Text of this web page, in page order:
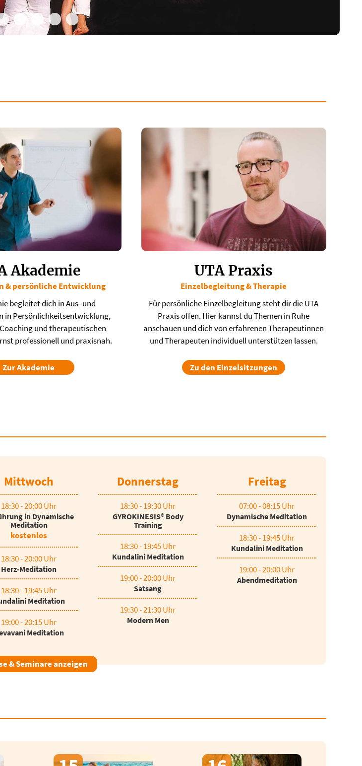
Akademie
& persönliche Entwicklung
begleitet dich in Aus- und
in Persönlichkeitsentwicklung,
und therapeutischen
professionell und praxisnah.
Zur Akademie
UTA Praxis
Einzelbegleitung & Therapie
​Für persönliche Einzelbegleitung steht dir die UTA
Praxis offen. Hier kannst du Themen in Ruhe
anschauen und dich von erfahrenen Therapeutinnen
und Therapeuten individuell unterstützen lassen.
Zu den Einzelsitzungen
Mittwoch
18:30 - 20:00 Uhr
in Dynamische
Meditation
kostenlos
18:30 - 20:00 Uhr
Herz-Meditation
18:30 - 19:45 Uhr
Meditation
19:00 - 20:15 Uhr
Meditation
Donnerstag
18:30 - 19:30 Uhr
GYROKINESIS® Body
Training
18:30 - 19:45 Uhr
Kundalini Meditation
19:00 - 20:00 Uhr
Satsang
19:30 - 21:30 Uhr
Modern Men
Freitag
07:00 - 08:15 Uhr
Dynamische Meditation
18:30 - 19:45 Uhr
Kundalini Meditation
19:00 - 20:00 Uhr
Abendmeditation
& Seminare anzeigen